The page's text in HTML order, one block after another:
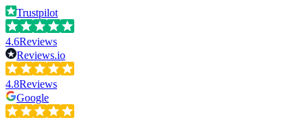
Trustpilot
4.6Reviews
Reviews.io
4.8Reviews
Google